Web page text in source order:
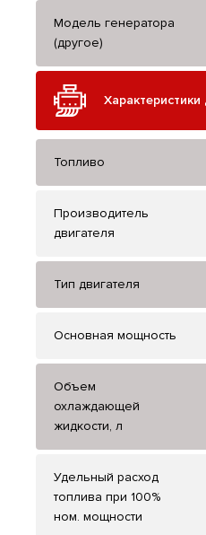
Модель генератора
(другое)
Характеристики
Топливо
Производитель
двигателя
Тип двигателя
Основная мощность
Объем
охлаждающей
жидкости, л
Удельный расход
топлива при 100%
ном. мощности